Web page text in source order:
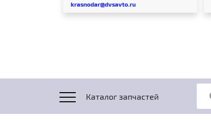
krasnodar@dvsavto.ru
Каталог запчастей